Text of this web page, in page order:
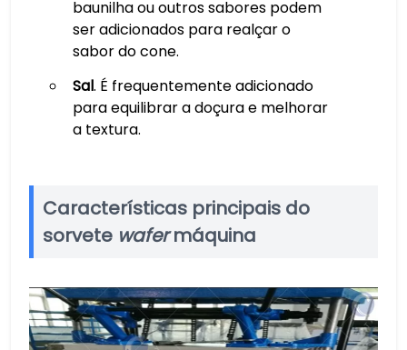
baunilha ou outros sabores podem
ser adicionados para realçar o
sabor do cone.
Sal. É frequentemente adicionado
para equilibrar a doçura e melhorar
a textura.
Características principais do
sorvete wafermáquina